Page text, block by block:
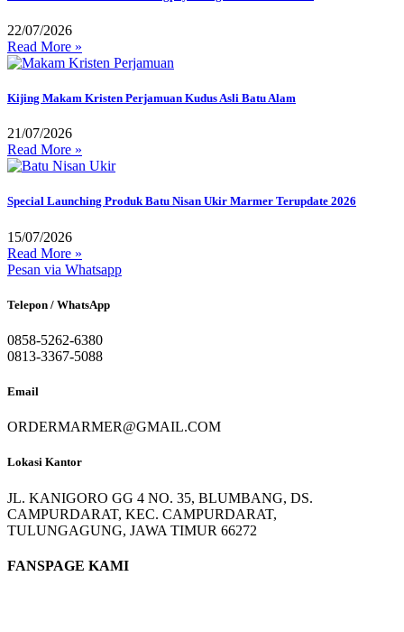
22/07/2026
Read More »
Kijing Makam Kristen Perjamuan Kudus Asli Batu Alam
21/07/2026
Read More »
Special Launching Produk Batu Nisan Ukir Marmer Terupdate 2026
15/07/2026
Read More »
Pesan via Whatsapp
Telepon / WhatsApp
0858-5262-6380
0813-3367-5088
Email
ORDERMARMER@GMAIL.COM
Lokasi Kantor
JL. KANIGORO GG 4 NO. 35, BLUMBANG, DS.
CAMPURDARAT, KEC. CAMPURDARAT,
TULUNGAGUNG, JAWA TIMUR 66272
FANSPAGE KAMI